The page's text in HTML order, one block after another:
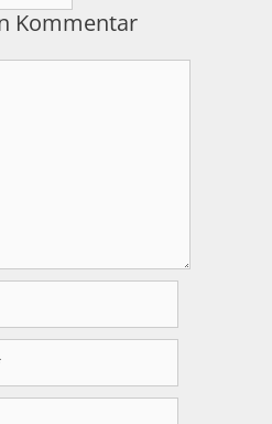
Kommentar